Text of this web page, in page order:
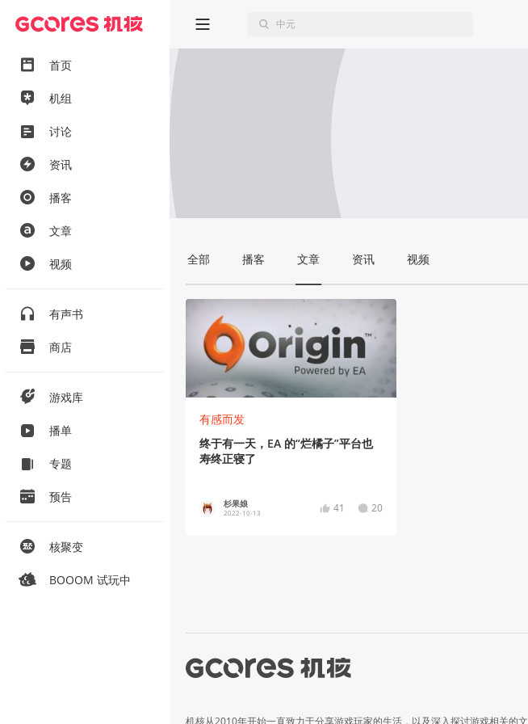
首页
机组
讨论
资讯
播客
文章
视频
有声书
商店
游戏库
播单
专题
预告
核聚变
BOOOM 试玩中
全部 播客 文章 资讯 视频
有感而发
终于有一天，EA 的“烂橘子”平台也
寿终正寝了
杉果娘
2022-10-13 41 20
机核从2010年开始一直致力于分享游戏玩家的生活，以及深入探讨游戏相关的文